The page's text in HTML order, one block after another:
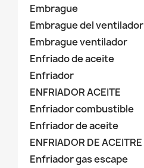
Embrague
Embrague del ventilador
Embrague ventilador
Enfriado de aceite
Enfriador
ENFRIADOR ACEITE
Enfriador combustible
Enfriador de aceite
ENFRIADOR DE ACEITRE
Enfriador gas escape